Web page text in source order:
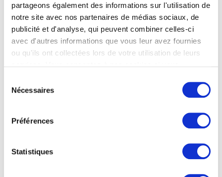
partageons également des informations sur l'utilisation de
notre site avec nos partenaires de médias sociaux, de
publicité et d'analyse, qui peuvent combiner celles-ci
avec d'autres informations que vous leur avez fournies
ou qu'ils ont collectées lors de votre utilisation de leurs
Nécessaires
Préférences
Statistiques